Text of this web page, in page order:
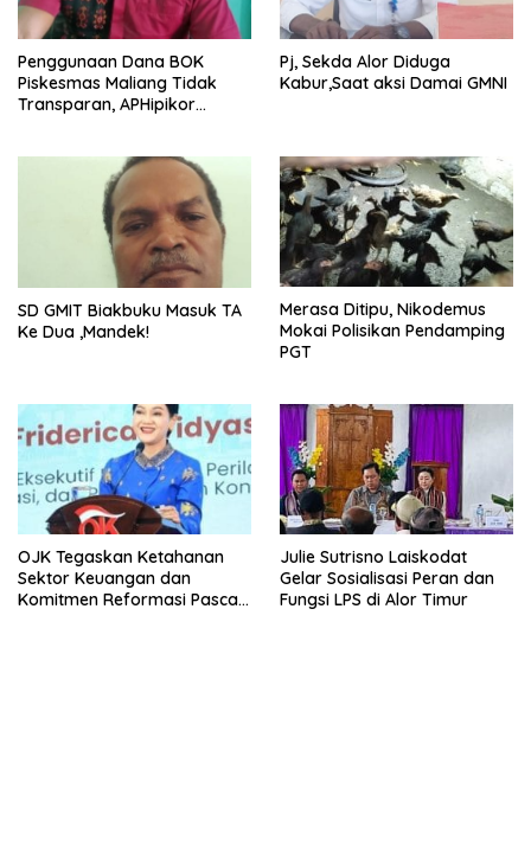
Penggunaan Dana BOK
Piskesmas Maliang Tidak
Transparan, APHipikor
Pj, Sekda Alor Diduga
Kabur,Saat aksi Damai GMNI
SD GMIT Biakbuku Masuk TA
Ke Dua ,Mandek!
Merasa Ditipu, Nikodemus
Mokai Polisikan Pendamping
PGT
OJK Tegaskan Ketahanan
Sektor Keuangan dan
Komitmen Reformasi Pasca
Julie Sutrisno Laiskodat
Gelar Sosialisasi Peran dan
Fungsi LPS di Alor Timur